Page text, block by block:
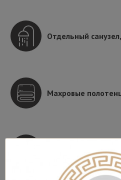
Отдельный
Махровые